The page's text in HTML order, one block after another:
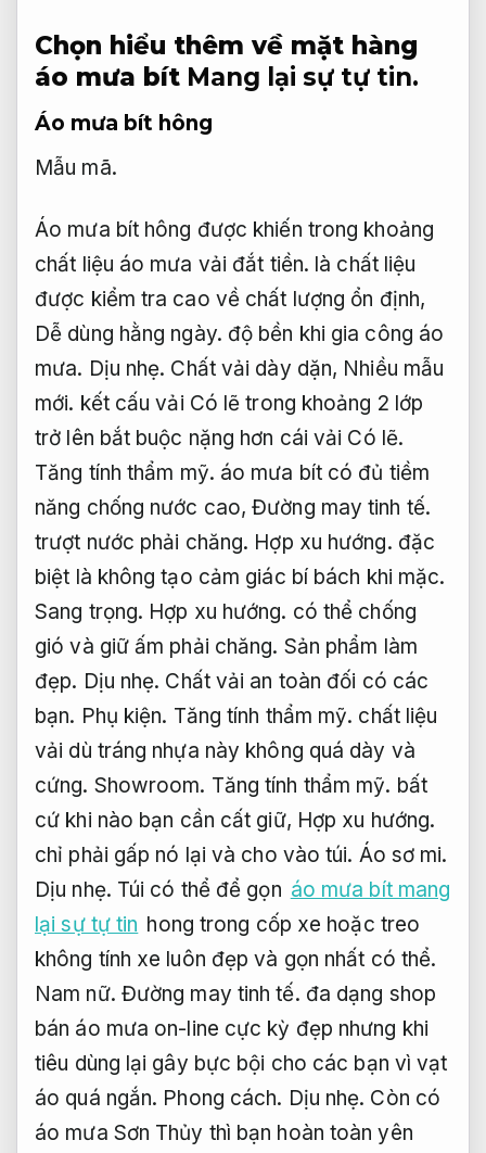
Chọn hiểu thêm về mặt hàng
áo mưa bít Mang lại sự tự tin.
Áo mưa bít hông
Mẫu mã.
Áo mưa bít hông được khiến trong khoảng
chất liệu áo mưa vải đắt tiền. là chất liệu
được kiểm tra cao về chất lượng ổn định,
Dễ dùng hằng ngày. độ bền khi gia công áo
mưa. Dịu nhẹ. Chất vải dày dặn, Nhiều mẫu
mới. kết cấu vải Có lẽ trong khoảng 2 lớp
trở lên bắt buộc nặng hơn cái vải Có lẽ.
Tăng tính thẩm mỹ. áo mưa bít có đủ tiềm
năng chống nước cao,Đường may tinh tế.
trượt nước phải chăng. Hợp xu hướng. đặc
biệt là không tạo cảm giác bí bách khi mặc.
Sang trọng. Hợp xu hướng. có thể chống
gió và giữ ấm phải chăng. Sản phẩm làm
đẹp. Dịu nhẹ. Chất vải an toàn đối có các
bạn. Phụ kiện. Tăng tính thẩm mỹ. chất liệu
vải dù tráng nhựa này không quá dày và
cứng. Showroom. Tăng tính thẩm mỹ. bất
cứ khi nào bạn cần cất giữ, Hợp xu hướng.
chỉ phải gấp nó lại và cho vào túi. Áo sơ mi.
Dịu nhẹ. Túi có thể để gọn áo mưa bít mang
lại sự tự tin hong trong cốp xe hoặc treo
không tính xe luôn đẹp và gọn nhất có thể.
Nam nữ. Đường may tinh tế. đa dạng shop
bán áo mưa on-line cực kỳ đẹp nhưng khi
tiêu dùng lại gây bực bội cho các bạn vì vạt
áo quá ngắn. Phong cách. Dịu nhẹ. Còn có
áo mưa Sơn Thủy thì bạn hoàn toàn yên